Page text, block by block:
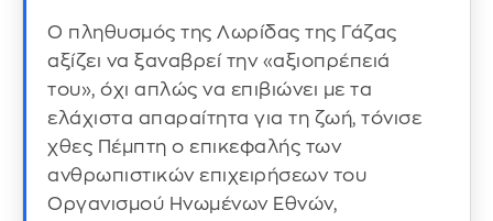
Ο πληθυσμός της Λωρίδας της Γάζας
αξίζει να ξαναβρεί την «αξιοπρέπειά
του», όχι απλώς να επιβιώνει με τα
ελάχιστα απαραίτητα για τη ζωή, τόνισε
χθες Πέμπτη ο επικεφαλής των
ανθρωπιστικών επιχειρήσεων του
Οργανισμού Ηνωμένων Εθνών,